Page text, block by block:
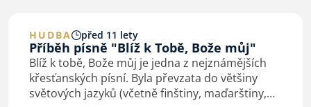
HUDBA před 11 lety
Příběh písně "Blíž k Tobě, Bože můj"
Blíž k tobě, Bože můj je jedna z nejznámějších
křesťanských písní. Byla převzata do většiny
světových jazyků (včetně finštiny, maďarštiny,